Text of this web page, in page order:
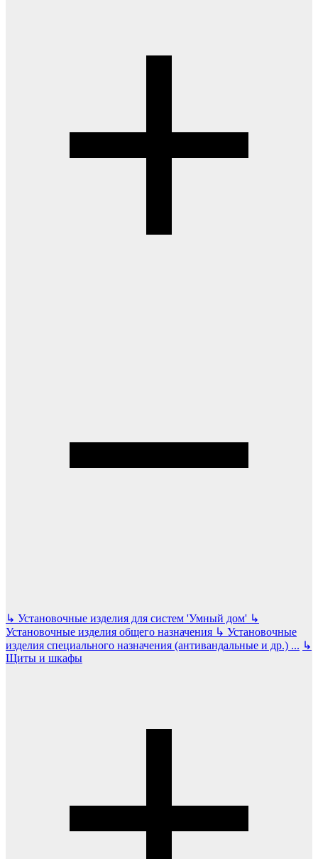
↳ Установочные изделия для систем 'Умный дом' ↳
Установочные изделия общего назначения ↳ Установочные
изделия специального назначения (антивандальные и др.) ... ↳
Щиты и шкафы